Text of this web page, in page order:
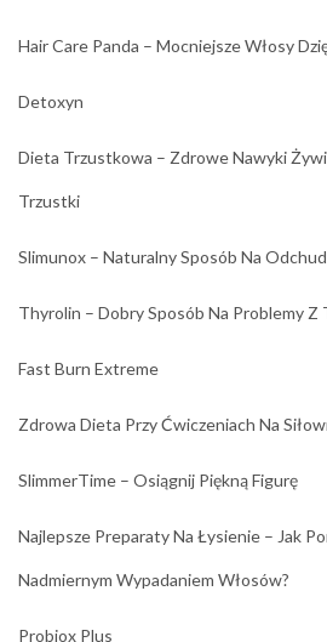
Hair Care Panda – Mocniejsze Włosy
Detoxyn
Dieta Trzustkowa – Zdrowe Nawyki
Trzustki
Slimunox – Naturalny Sposób Na
Thyrolin – Dobry Sposób Na Problemy Z
Fast Burn Extreme
Zdrowa Dieta Przy Ćwiczeniach Na
SlimmerTime – Osiągnij Piękną Figurę
Najlepsze Preparaty Na Łysienie – Jak
Nadmiernym Wypadaniem Włosów?
Probiox Plus